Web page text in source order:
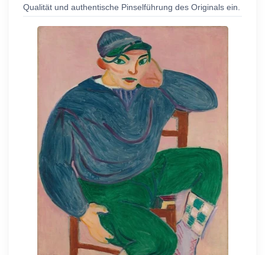
Qualität und authentische Pinselführung des Originals ein.